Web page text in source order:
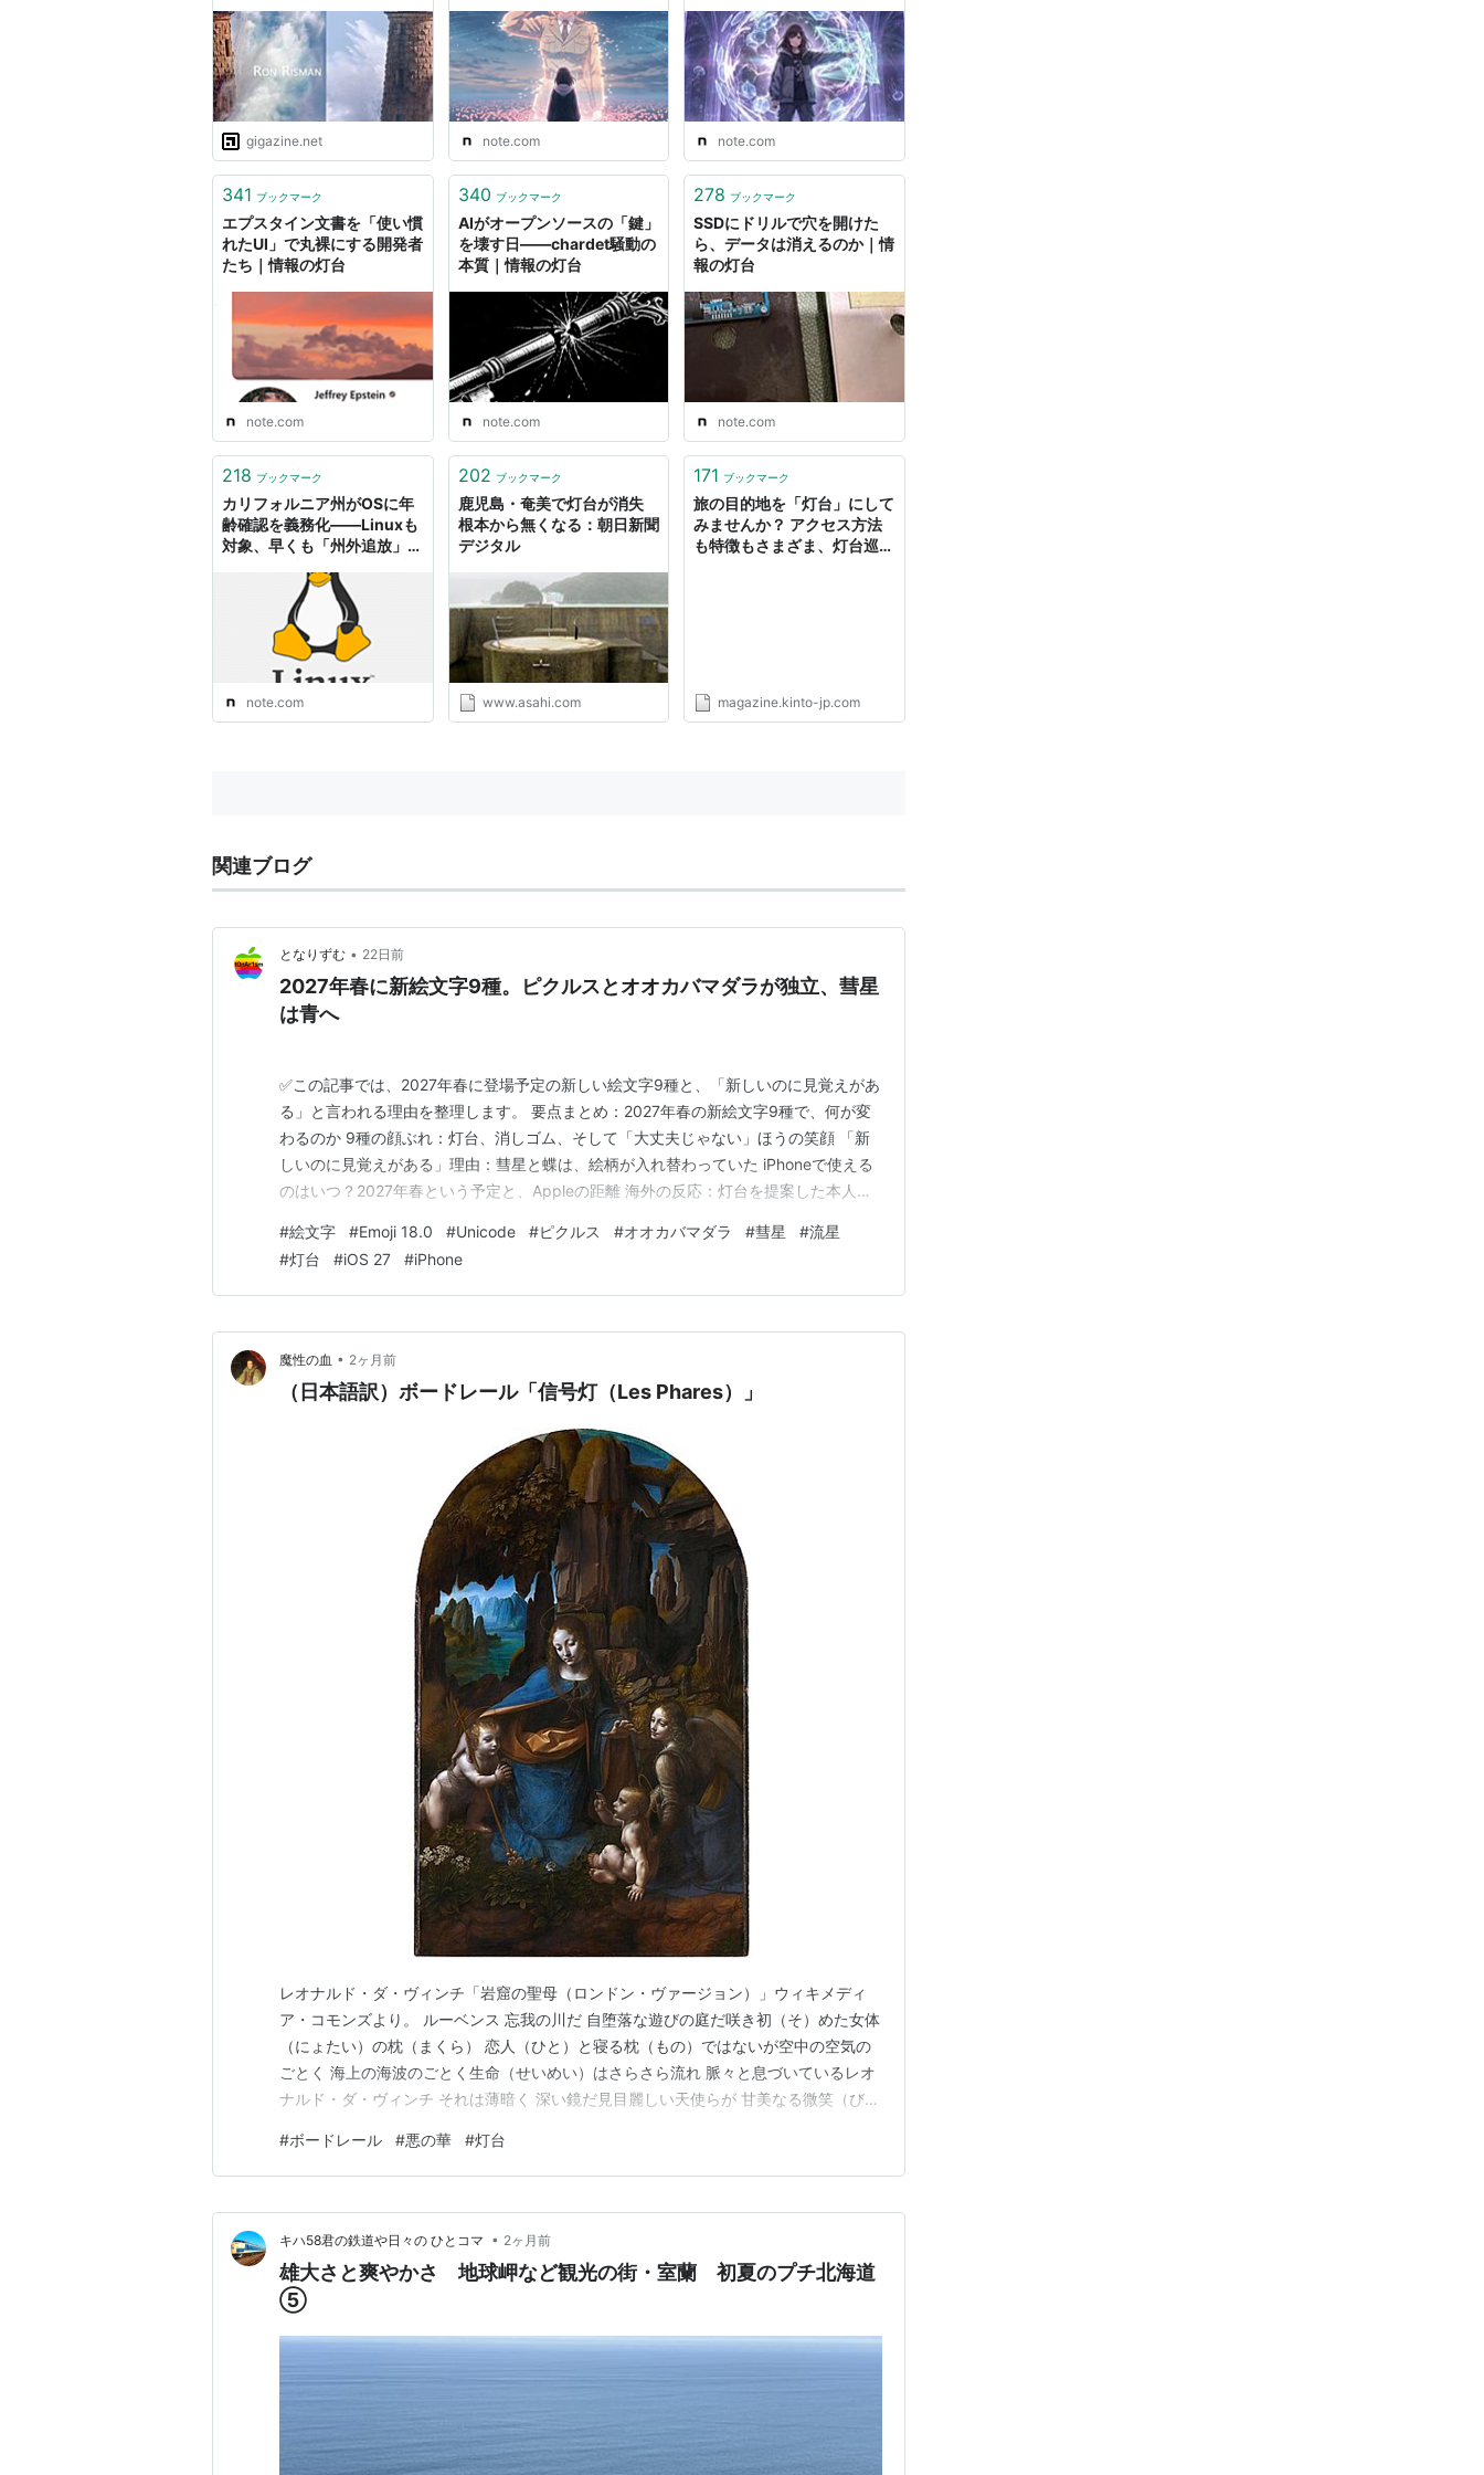
gigazine.net note.com note.com
341 ブックマーク
エプスタイン文書を「使い慣
れたUI」で丸裸にする開発者
たち｜情報の灯台
note.com
340 ブックマーク
AIがオープンソースの「鍵」
を壊す日――chardet騒動の
本質｜情報の灯台
note.com
278 ブックマーク
SSDにドリルで穴を開けた
ら、データは消えるのか｜情
報の灯台
note.com
218 ブックマーク
カリフォルニア州がOSに年
齢確認を義務化――Linuxも
対象、早くも「州外追放」を
note.com
202 ブックマーク
鹿児島・奄美で灯台が消失
根本から無くなる：朝日新聞
デジタル
www.asahi.com
171 ブックマーク
旅の目的地を「灯台」にして
みませんか？ アクセス方法
も特徴もさまざま、灯台巡り
magazine.kinto-jp.com
関連ブログ
となりずむ • 22日前
2027年春に新絵文字9種。ピクルスとオオカバマダラが独立、彗星
は青へ
✅この記事では、2027年春に登場予定の新しい絵文字9種と、「新しいのに見覚えがあ
る」と言われる理由を整理します。 要点まとめ：2027年春の新絵文字9種で、何が変
わるのか 9種の顔ぶれ：灯台、消しゴム、そして「大丈夫じゃない」ほうの笑顔 「新
しいのに見覚えがある」理由：彗星と蝶は、絵柄が入れ替わっていた iPhoneで使える
のはいつ？2027年春という予定と、Appleの距離 海外の反応：灯台を提案した本人
からしさを教えてくれる まとめ：2027年春に変わるのは、増える9個だけではありま
せん どうも、となりです。…
#絵文字 #Emoji 18.0 #Unicode #ピクルス #オオカバマダラ #彗星 #流星
#灯台 #iOS 27 #iPhone
魔性の血 • 2ヶ月前
（日本語訳）ボードレール「信号灯（Les Phares）」
レオナルド・ダ・ヴィンチ「岩窟の聖母（ロンドン・ヴァージョン）」ウィキメディ
ア・コモンズより。 ルーベンス 忘我の川だ 自堕落な遊びの庭だ咲き初（そ）めた女体
（にょたい）の枕（まくら） 恋人（ひと）と寝る枕（もの）ではないが空中の空気の
ごとく 海上の海波のごとく生命（せいめい）はさらさら流れ 脈々と息づいているレオ
ナルド・ダ・ヴィンチ それは薄暗く 深い鏡だ見目麗しい天使らが 甘美なる微笑（びし
を帯びて現れるレンブラントは病人の嘆きに満ちた病院だ内部を飾るものとては 大十
字架（だいじゅうじか）が一つだけ汚物から 涙…
#ボードレール #悪の華 #灯台
キハ58君の鉄道や日々の ひとコマ • 2ヶ月前
雄大さと爽やかさ 地球岬など観光の街・室蘭 初夏のプチ北海道
⑤